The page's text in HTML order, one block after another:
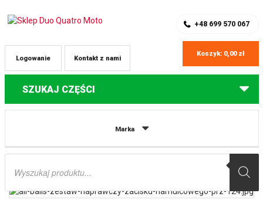
+48 699 570 067
Kontakt z nami
Logowanie
Koszyk: 0,00 zł
SZUKAJ CZĘŚCI
Marka
Wyszukiwarka
Części do quadów Polaris
ALL BALLS